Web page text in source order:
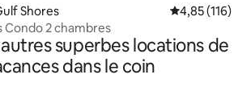
Shores Note
4,85 (116)
Condo 2 chambres
superbes locations de
dans le coin